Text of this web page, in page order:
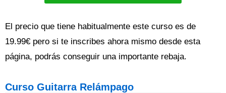
El precio que tiene habitualmente este curso es de
19.99€ pero si te inscribes ahora mismo desde esta
página, podrás conseguir una importante rebaja.
Curso Guitarra Relámpago